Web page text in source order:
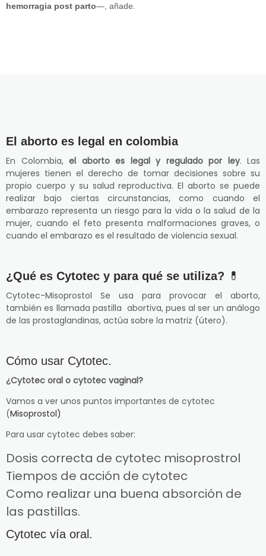
hemorragia post parto—, añade.
El aborto es legal en colombia
En Colombia, el aborto es legal y regulado por ley. Las
mujeres tienen el derecho de tomar decisiones sobre su
propio cuerpo y su salud reproductiva. El aborto se puede
realizar bajo ciertas circunstancias, como cuando el
embarazo representa un riesgo para la vida o la salud de la
mujer, cuando el feto presenta malformaciones graves, o
cuando el embarazo es el resultado de violencia sexual.
¿Qué es Cytotec y para qué se utiliza? 💊
Cytotec-Misoprostol Se usa para provocar el aborto,
también es llamada pastilla abortiva, pues al ser un análogo
de las prostaglandinas, actúa sobre la matriz (útero).
Cómo usar Cytotec.
¿Cytotec oral o cytotec vaginal?
Vamos a ver unos puntos importantes de cytotec
(Misoprostol)
Para usar cytotec debes saber:
Dosis correcta de cytotec misoprostrol
Tiempos de acción de cytotec
Como realizar una buena absorción de
las pastillas.
Cytotec vía oral.